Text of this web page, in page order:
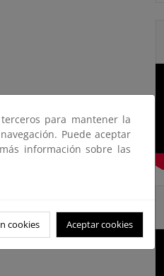
para mantener la
Puede aceptar
información sobre las
cookies Aceptar cookies